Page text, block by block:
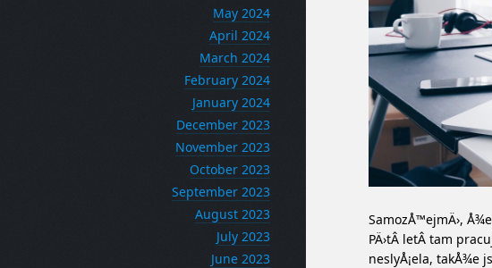
SamozÅ™ejmÄ›,
PÄ›tÂ letÂ tam
neslyÅ¡ela, takÅ¾e
May 2024
April 2024
March 2024
February 2024
January 2024
December 2023
November 2023
October 2023
September 2023
August 2023
July 2023
June 2023